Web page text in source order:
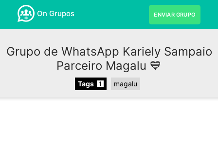
On Grupos ENVIAR GRUPO
Grupo de WhatsApp Kariely Sampaio
Parceiro Magalu 💙
Tags 1 magalu